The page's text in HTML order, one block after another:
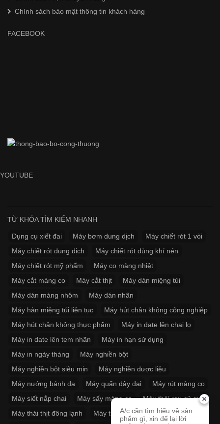
Chính sách bảo mật thông tin khách hàng
FACEBOOK
YOUTUBE
TỪ KHÓA TÌM KIẾM NHANH
Dụng cụ xiết đai Máy bơm dung dịch
Máy chiết rót 1 vòi
Máy chiết rót dung dịch
Máy chiết rót dùng khí nén
Máy chiết rót mỹ phẩm
Máy co màng nhiệt
Máy cắt màng co
Máy cắt thịt
Máy dán miệng túi
Máy dán màng nhôm
Máy dán nhãn
Máy hàn miệng túi liên tục
Máy hút chân không công nghiệp
Máy hút chân không thực phẩm
Máy in date lên chai lọ
Máy in date lên tem nhãn
Máy in hạn sử dụng
Máy in ngày tháng
Máy nghiền bột
Máy nghiền bột siêu mịn
Máy nghiền dược liệu
Máy nướng bánh đa
Máy quấn dây đai
Máy rút màng co
Máy siết nắp chai
Máy sấy màng co
Máy thái rau củ quả
Máy thái thịt đông lạnh
Máy thít dây đaiA/c cần tìm hiểu về sản
phẩm gì, xin để lại lời